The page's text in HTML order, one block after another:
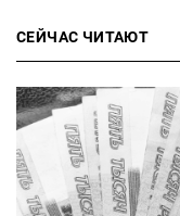
СЕЙЧАС ЧИТАЮТ